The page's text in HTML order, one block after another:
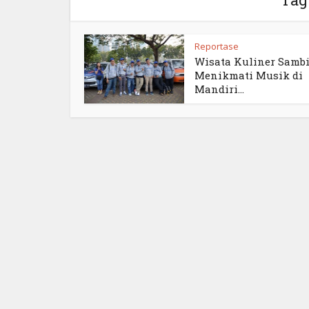
Reportase
Wisata Kuliner
Menikmati Musik di
Mandiri...